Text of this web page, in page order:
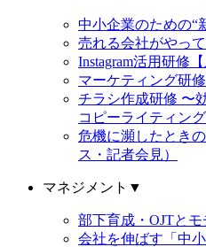
中小企業のための“
売れる会社がやっ
Instagram活用研修【
マーケティング研修
チラシ作成研修 〜
コピーライティン
危機に瀕したとき
ス・記者会見）
マネジメント ▼
部下育成・OJTと
会社を伸ばす「中